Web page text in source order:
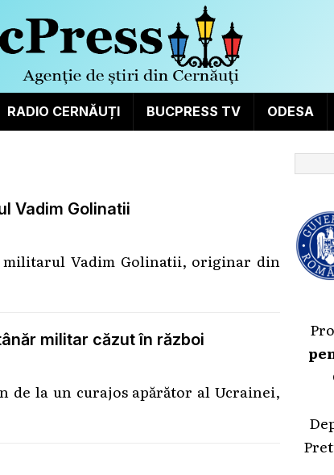
RADIO CERNĂUȚI BUCPRESS TV ODESA
Vadim Golinatii
militarul Vadim Golinatii, originar din
militar căzut în război
de la un curajos apărător al Ucrainei,